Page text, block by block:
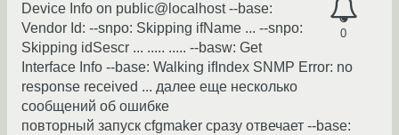
0
Device Info on public@localhost --base:
Vendor Id: --snpo: Skipping ifName ... --snpo:
Skipping idSescr ... ..... ..... --basw: Get
Interface Info --base: Walking ifIndex SNMP Error: no
response received ... далее еще несколько
сообщений об ошибке
повторный запуск cfgmaker сразу отвечает --base: